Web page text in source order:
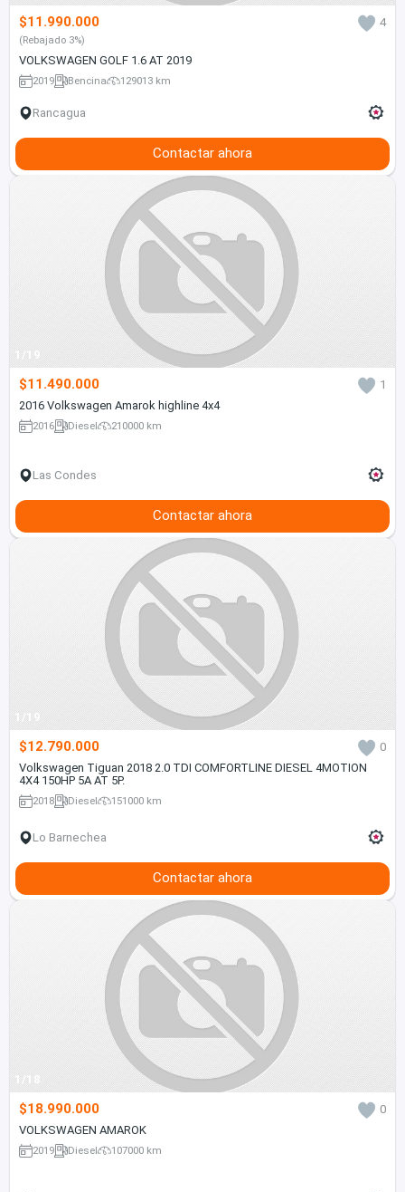
$11.990.000 4
(Rebajado 3%)
VOLKSWAGEN GOLF 1.6 AT 2019
2019 Bencina 129013 km
Rancagua
Contactar ahora
1/19
$11.490.000
1
2016 Volkswagen Amarok highline 4x4
2016 Diesel 210000 km
Las Condes
Contactar ahora
1/19
$12.790.000
0
Volkswagen Tiguan 2018 2.0 TDI COMFORTLINE DIESEL 4MOTION
4X4 150HP 5A AT 5P.
2018 Diesel 151000 km
Lo Barnechea
Contactar ahora
1/18
$18.990.000
0
VOLKSWAGEN AMAROK
2019 Diesel 107000 km